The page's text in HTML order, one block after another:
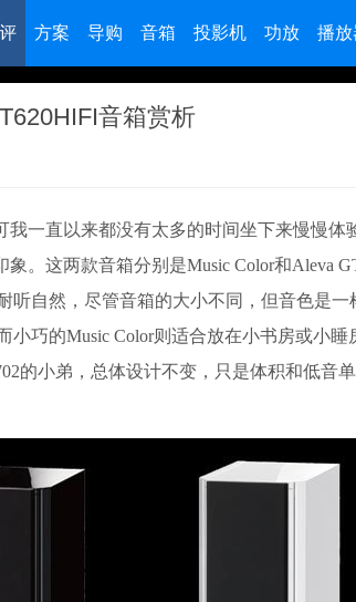
方案 导购 音箱 投影机 功放 播放
音箱赏析
一直以来都没有太多的时间坐下来慢慢体
。这两款音箱分别是Music Color和Aleva
自然，尽管音箱的大小不同，但音色是一
巧的Music Color则适合放在小书房或小
的小弟，总体设计不变，只是体积和低音